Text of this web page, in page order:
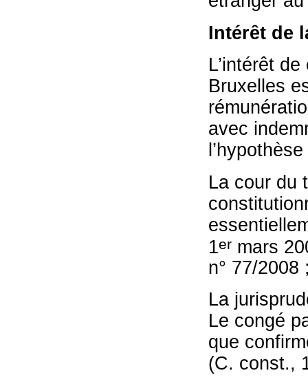
Intérêt de
L’intérêt
Bruxelles
avec
La cour du
1ermars
n° 77/2008
La
Le congé
que
(C. const.,